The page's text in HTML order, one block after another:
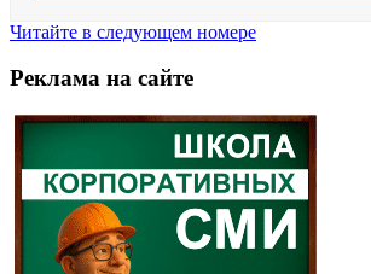
Читайте в следующем номере
Реклама на сайте